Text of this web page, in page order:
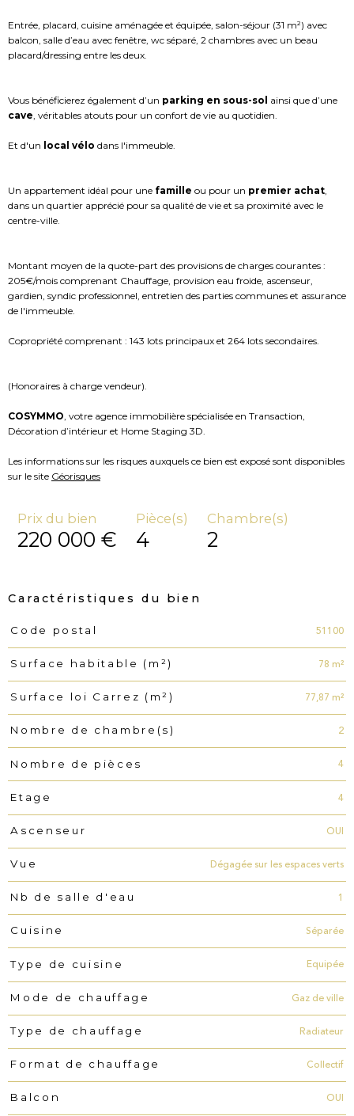
Entrée, placard, cuisine aménagée et équipée, salon-séjour (31 m²) avec
balcon, salle d’eau avec fenêtre, wc séparé, 2 chambres avec un beau
placard/dressing entre les deux.
Vous bénéficierez également d’un parking en sous-sol ainsi que d’une
cave , véritables atouts pour un confort de vie au quotidien.
Et d'un local vélo dans l'immeuble.
Un appartement idéal pour une famille ou pour un premier achat
dans un quartier apprécié pour sa qualité de vie et sa proximité avec le
centre-ville.
Montant moyen de la quote-part des provisions de charges courantes :
205€/mois comprenant Chauffage, provision eau froide, ascenseur,
gardien, syndic professionnel, entretien des parties communes et assurance
de l'immeuble.
Copropriété comprenant : 143 lots principaux et 264 lots secondaires.
(Honoraires à charge vendeur).
COSYMMO , votre agence immobilière spécialisée en Transaction,
Décoration d’intérieur et Home Staging 3D.
Les informations sur les risques auxquels ce bien est exposé sont disponibles
sur le site Géorisques
Prix du bien
220 000 €
Pièce(s)
4
Chambre(s)
2
Caractéristiques du bien
Caractéristiques Valeurs
Code postal 51100
Surface habitable (m²) 78 m²
Surface loi Carrez (m²) 77,87 m²
Nombre de chambre(s) 2
Nombre de pièces 4
Etage 4
Ascenseur OUI
Vue Dégagée sur les espaces verts
Nb de salle d'eau 1
Cuisine Séparée
Type de cuisine Equipée
Mode de chauffage Gaz de ville
Type de chauffage Radiateur
Format de chauffage Collectif
Balcon OUI